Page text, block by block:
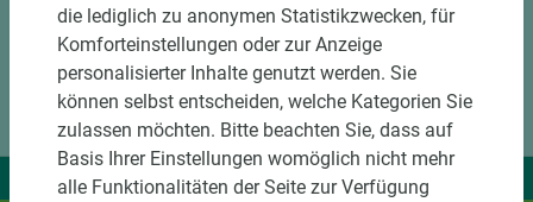
Wir liefern Ideen.
die lediglich zu anonymen Statistikzwecken, für
Komforteinstellungen oder zur Anzeige
personalisierter Inhalte genutzt werden. Sie
können selbst entscheiden, welche Kategorien Sie
zulassen möchten. Bitte beachten Sie, dass auf
Basis Ihrer Einstellungen womöglich nicht mehr
alle Funktionalitäten der Seite zur Verfügung